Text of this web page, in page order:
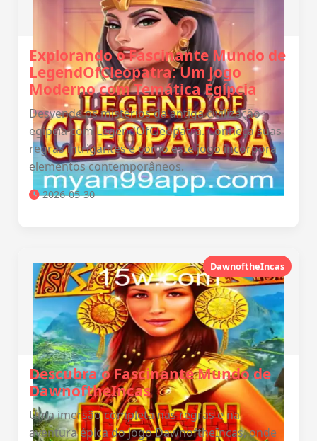
Explorando o Fascinante Mundo de
LegendOfCleopatra: Um Jogo
Moderno com Temática Egípcia
Desvende os mistérios da antiga civilização
egípcia com LegendOfCleopatra. Conheça suas
regras intrigantes e como este jogo incorpora
elementos contemporâneos.
2026-05-30
DawnoftheIncas
Descubra o Fascinante Mundo de
DawnoftheIncas
Uma imersão completa nas regras e na
aventura épica do jogo DawnoftheIncas, onde